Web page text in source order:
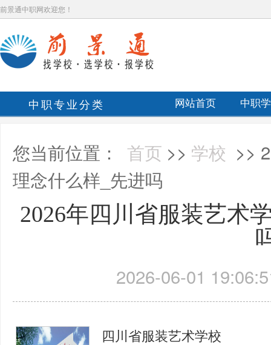
前景通中职网欢迎您！
中职专业分类 网站首页 中职
您当前位置： 首页 >> 学校 >>
理念什么样_先进吗
2026年四川省服装艺术
2026-06-01
四川省服装艺术学校